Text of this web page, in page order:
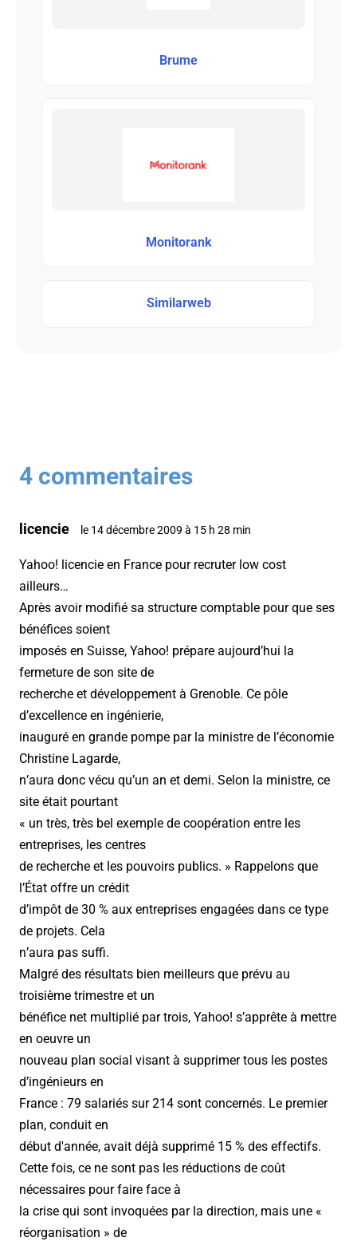
Brume
Monitorank
Similarweb
4 commentaires
licencie le 14 décembre 2009 à 15 h 28 min
Yahoo! licencie en France pour recruter low cost
ailleurs…
Après avoir modifié sa structure comptable pour que ses
bénéfices soient
imposés en Suisse, Yahoo! prépare aujourd’hui la
fermeture de son site de
recherche et développement à Grenoble. Ce pôle
d’excellence en ingénierie,
inauguré en grande pompe par la ministre de l’économie
Christine Lagarde,
n’aura donc vécu qu’un an et demi. Selon la ministre, ce
site était pourtant
« un très, très bel exemple de coopération entre les
entreprises, les centres
de recherche et les pouvoirs publics. » Rappelons que
l’État offre un crédit
d’impôt de 30 % aux entreprises engagées dans ce type
de projets. Cela
n’aura pas suffi.
Malgré des résultats bien meilleurs que prévu au
troisième trimestre et un
bénéfice net multiplié par trois, Yahoo! s’apprête à mettre
en oeuvre un
nouveau plan social visant à supprimer tous les postes
d’ingénieurs en
France : 79 salariés sur 214 sont concernés. Le premier
plan, conduit en
début d'année, avait déjà supprimé 15 % des effectifs.
Cette fois, ce ne sont pas les réductions de coût
nécessaires pour faire face à
la crise qui sont invoquées par la direction, mais une «
réorganisation » de